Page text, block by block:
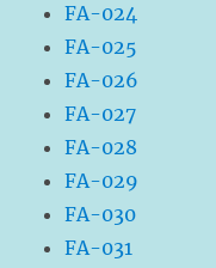
FA-024
FA-025
FA-026
FA-027
FA-028
FA-029
FA-030
FA-031